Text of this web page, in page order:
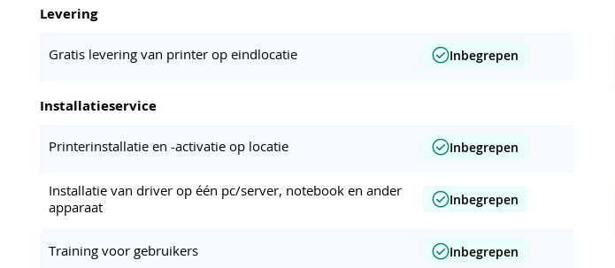
Levering
Gratis levering van printer op eindlocatie Inbegrepen
Installatieservice
Printerinstallatie en -activatie op locatie Inbegrepen
Installatie van driver op één pc/server, notebook en ander
apparaat
Inbegrepen
Training voor gebruikers Inbegrepen